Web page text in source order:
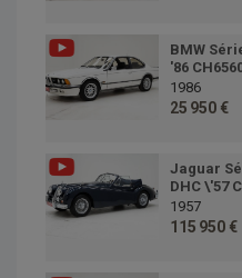
BMW
'86
1986
25 950 €
Jaguar
DHC \'57
1957
115 950 €